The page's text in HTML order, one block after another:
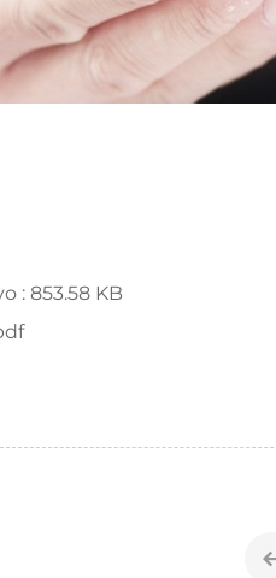
: 853.58 KB